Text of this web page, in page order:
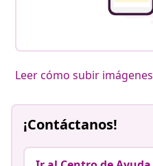
Leer cómo subir imágenes
¡Contáctanos!